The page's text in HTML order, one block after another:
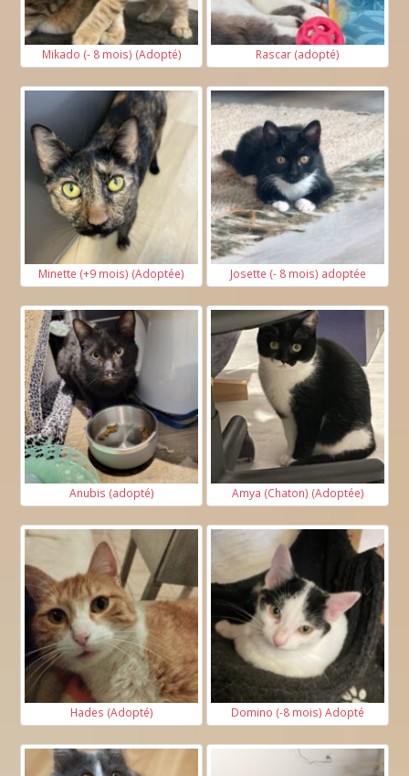
Mikado (- 8 mois) (Adopté) Rascar (adopté)
Minette (+9 mois) (Adoptée) Josette (- 8 mois) adoptée
Anubis (adopté) Amya (Chaton) (Adoptée)
Hades (Adopté) Domino (-8 mois) Adopté